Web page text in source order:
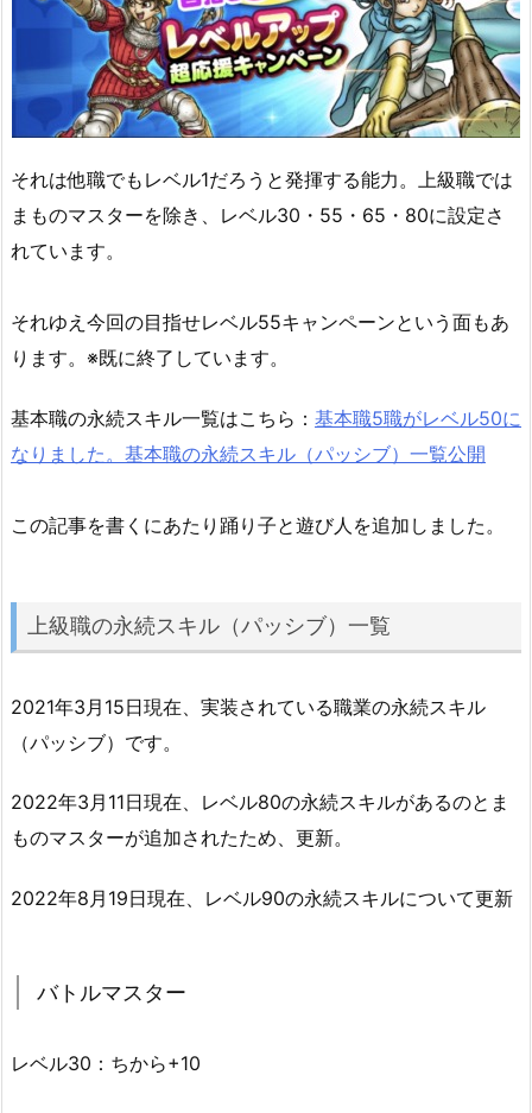
それは他職でもレベル1だろうと発揮する能力。上級職では
まものマスターを除き、レベル30・55・65・80に設定さ
れています。
それゆえ今回の目指せレベル55キャンペーンという面もあ
ります。※既に終了しています。
基本職の永続スキル一覧はこちら： 基本職5職がレベル50に
なりました。基本職の永続スキル（パッシブ）一覧公開
この記事を書くにあたり踊り子と遊び人を追加しました。
上級職の永続スキル（パッシブ）一覧
2021年3月15日現在、実装されている職業の永続スキル
（パッシブ）です。
2022年3月11日現在、レベル80の永続スキルがあるのとま
ものマスターが追加されたため、更新。
2022年8月19日現在、レベル90の永続スキルについて更新
バトルマスター
レベル30：ちから+10